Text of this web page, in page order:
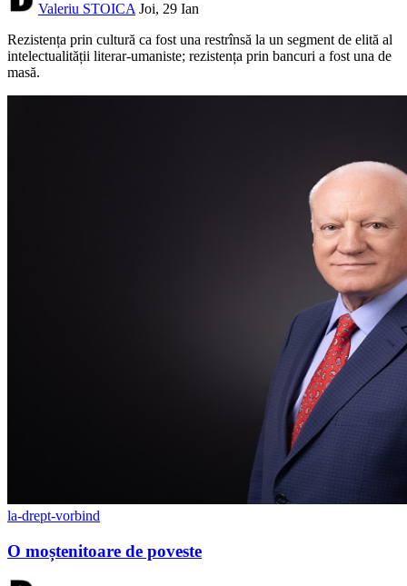
Valeriu STOICA Joi, 29 Ian
Rezistența prin cultură ca fost una restrînsă la un segment de elită al
intelectualității literar-umaniste; rezistența prin bancuri a fost una de
masă.
la-drept-vorbind
O moștenitoare de poveste